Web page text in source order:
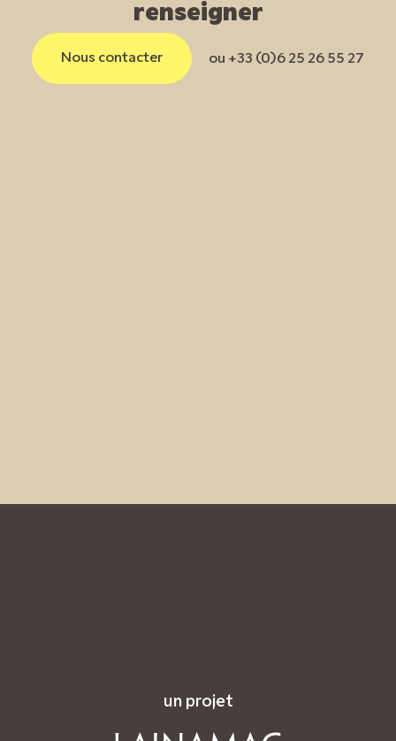
renseigner
Nous contacter ou +33 (0)6 25 26 55 27
un projet